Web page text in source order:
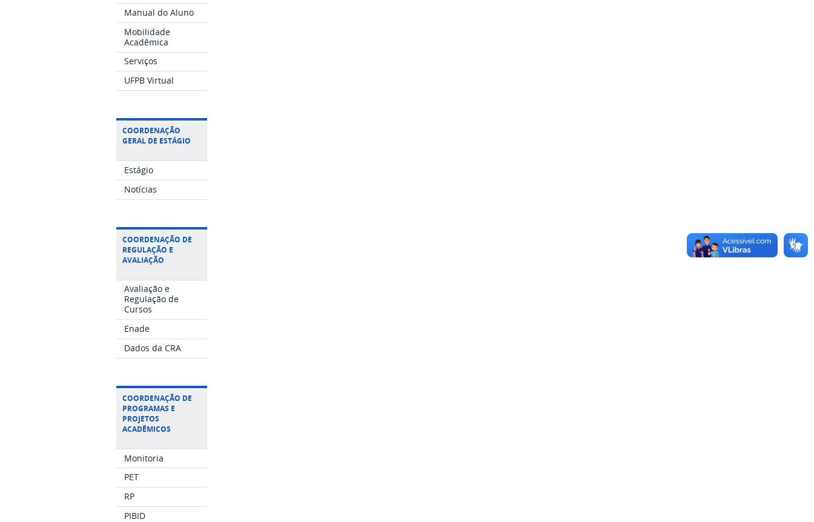
Manual do Aluno
Mobilidade
Acadêmica
Serviços
UFPB Virtual
COORDENAÇÃO
GERAL DE ESTÁGIO
Estágio
Notícias
COORDENAÇÃO DE
REGULAÇÃO E
AVALIAÇÃO
Avaliação e
Regulação de
Cursos
Enade
Dados da CRA
COORDENAÇÃO DE
PROGRAMAS E
PROJETOS
ACADÊMICOS
Monitoria
PET
RP
PIBID